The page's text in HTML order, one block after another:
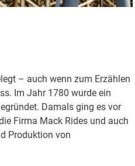
– auch wenn zum Erzählen
Im Jahr 1780 wurde ein
Damals ging es vor
Firma Mack Rides und auch
Produktion von